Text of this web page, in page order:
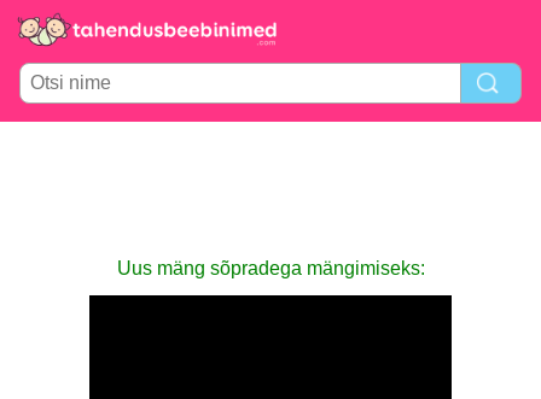
Uus mäng sõpradega mängimiseks: